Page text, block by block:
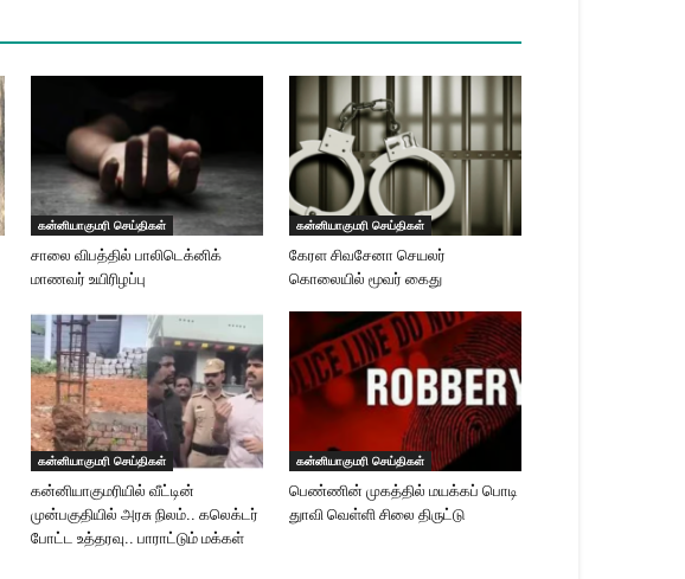
கன்னியாகுமரி செய்திகள்
சாலை விபத்தில் பாலிடெக்னிக்
மாணவர் உயிரிழப்பு
கன்னியாகுமரி செய்திகள்
கேரள சிவசேனா செயலர்
கொலையில் மூவர் கைது
கன்னியாகுமரி செய்திகள்
கன்னியாகுமரியில் வீட்டின்
முன்பகுதியில் அரசு நிலம்.. கலெக்டர்
போட்ட உத்தரவு.. பாராட்டும் மக்கள்
கன்னியாகுமரி செய்திகள்
பெண்ணின் முகத்தில் மயக்கப் பொடி
துாவி வெள்ளி சிலை திருட்டு